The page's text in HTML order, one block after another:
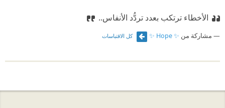
الأخطاء ترتكب بعدد تردُّد الأنفاس..
مشاركة من ✨ Hope ✨ كل الاقتباسات